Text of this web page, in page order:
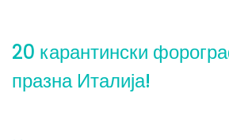
20 карантински
празна Италија!